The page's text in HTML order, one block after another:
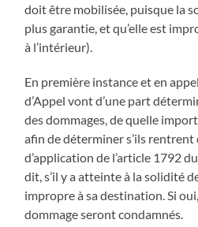
doit être mobilisée, puisque la
plus garantie, et qu’elle est
à l’intérieur).
En première instance et en
d’Appel vont d’une part
des dommages, de quelle
afin de déterminer s’ils
d’application de l’article 1792
dit, s’il y a atteinte à la solidité
impropre à sa destination. Si
dommage seront condamnés.